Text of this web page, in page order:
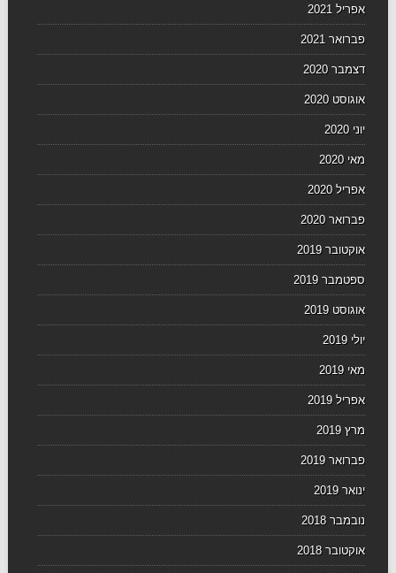
אפריל 2021
פברואר 2021
דצמבר 2020
אוגוסט 2020
יוני 2020
מאי 2020
אפריל 2020
פברואר 2020
אוקטובר 2019
ספטמבר 2019
אוגוסט 2019
יולי 2019
מאי 2019
אפריל 2019
מרץ 2019
פברואר 2019
ינואר 2019
נובמבר 2018
אוקטובר 2018